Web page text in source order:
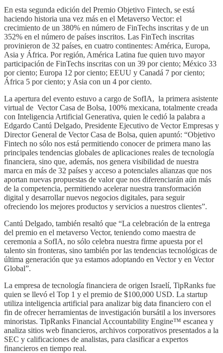
En esta segunda edición del Premio Objetivo Fintech, se está
haciendo historia una vez más en el Metaverso Vector: el
crecimiento de un 380% en número de FinTechs inscritas y de un
352% en el número de países inscritos. Las FinTech inscritas
provinieron de 32 países, en cuatro continentes: América, Europa,
Asia y África. Por región, América Latina fue quien tuvo mayor
participación de FinTechs inscritas con un 39 por ciento; México 33
por ciento; Europa 12 por ciento; EEUU y Canadá 7 por ciento;
África 5 por ciento; y Asia con un 4 por ciento.
La apertura del evento estuvo a cargo de SofIA, la primera asistente
virtual de Vector Casa de Bolsa, 100% mexicana, totalmente creada
con Inteligencia Artificial Generativa, quien le cedió la palabra a
Edgardo Cantú Delgado, Presidente Ejecutivo de Vector Empresas y
Director General de Vector Casa de Bolsa, quien apuntó: “Objetivo
Fintech no sólo nos está permitiendo conocer de primera mano las
principales tendencias globales de aplicaciones reales de tecnología
financiera, sino que, además, nos genera visibilidad de nuestra
marca en más de 32 países y acceso a potenciales alianzas que nos
aportan nuevas propuestas de valor que nos diferenciarán aún más
de la competencia, permitiendo acelerar nuestra transformación
digital y desarrollar nuevos negocios digitales, para seguir
ofreciendo los mejores productos y servicios a nuestros clientes”.
Cantú Delgado, también resaltó que “La celebración de la entrega
del premio en el metaverso Vector, teniendo como maestra de
ceremonia a SofIA, no sólo celebra nuestra firme apuesta por el
talento sin fronteras, sino también por las tendencias tecnológicas de
última generación que ya estamos adoptando en Vector y en Vector
Global”.
La empresa de tecnología financiera de origen Israelí, TipRanks fue
quien se llevó el Top 1 y el premio de $100,000 USD. La startup
utiliza inteligencia artificial para analizar big data financiero con el
fin de ofrecer herramientas de investigación bursátil a los inversores
minoristas. TipRanks Financial Accountability Engine™ escanea y
analiza sitios web financieros, archivos corporativos presentados a la
SEC y calificaciones de analistas, para clasificar a expertos
financieros en tiempo real.